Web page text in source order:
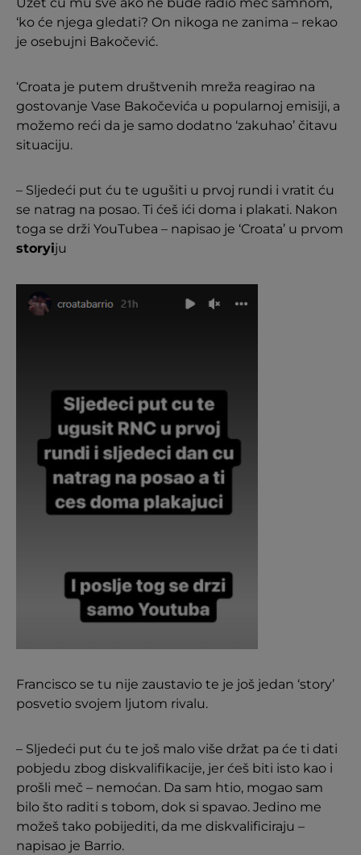
‘ko će njega gledati? On nikoga ne zanima – rekao
je osebujni Bakočević.
‘Croata je putem društvenih mreža reagirao na
gostovanje Vase Bakočevića u popularnoj emisiji, a
možemo reći da je samo dodatno ‘zakuhao’ čitavu
situaciju.
– Sljedeći put ću te ugušiti u prvoj rundi i vratit ću
se natrag na posao. Ti ćeš ići doma i plakati. Nakon
toga se drži YouTubea – napisao je ‘Croata’ u prvom
storyiju
Francisco se tu nije zaustavio te je još jedan ‘story’
posvetio svojem ljutom rivalu.
– Sljedeći put ću te još malo više držat pa će ti dati
pobjedu zbog diskvalifikacije, jer ćeš biti isto kao i
prošli meč – nemoćan. Da sam htio, mogao sam
bilo što raditi s tobom, dok si spavao. Jedino me
možeš tako pobijediti, da me diskvalificiraju –
napisao je Barrio.